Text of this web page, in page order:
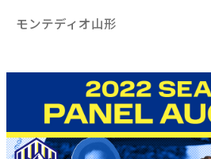
モンテディオ山形